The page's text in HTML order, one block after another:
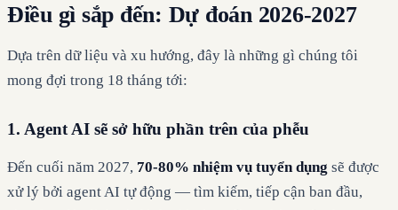
Điều gì sắp đến: Dự đoán 2026-2027
Dựa trên dữ liệu và xu hướng, đây là những gì chúng tôi
mong đợi trong 18 tháng tới:
1. Agent AI sẽ sở hữu phần trên của phễu
Đến cuối năm 2027, 70-80% nhiệm vụ tuyển dụng sẽ được
xử lý bởi agent AI tự động — tìm kiếm, tiếp cận ban đầu,